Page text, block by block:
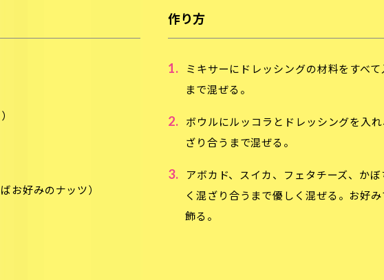
お好みのナッツ）
作り方
1.
ミキサーにドレッシングの材料をすべ
まで混ぜる。
2.
ボウルにルッコラとドレッシングを入
ざり合うまで混ぜる。
3.
アボカド、スイカ、フェタチーズ、か
く混ざり合うまで優しく混ぜる。お好
飾る。